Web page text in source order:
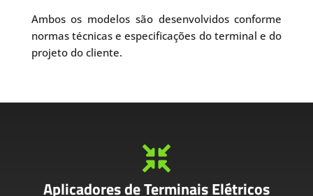
Ambos os modelos são desenvolvidos conforme
normas técnicas e especificações do terminal e do
projeto do cliente.

Aplicadores de Terminais Elétricos